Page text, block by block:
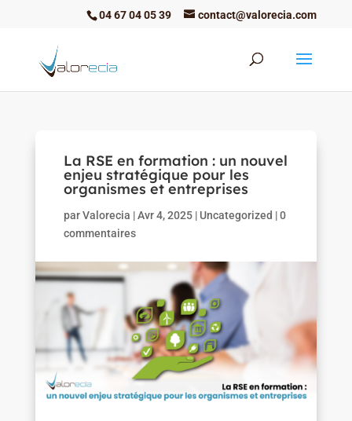
04 67 04 05 39 contact@valorecia.com
La RSE en formation : un nouvel
enjeu stratégique pour les
organismes et entreprises
parValorecia |Avr 4, 2025| Uncategorized |0
commentaires